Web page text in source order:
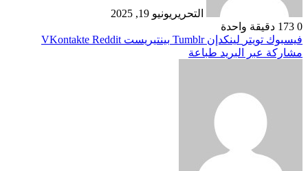
التحرير يونيو 19, 2025
0
دقيقة واحدة
فيسبوك تويتر لينكدإن بينتيريست
مشاركة عبر البريد طباعة